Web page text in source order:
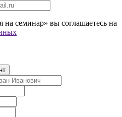
семинар» вы соглашаетесь на